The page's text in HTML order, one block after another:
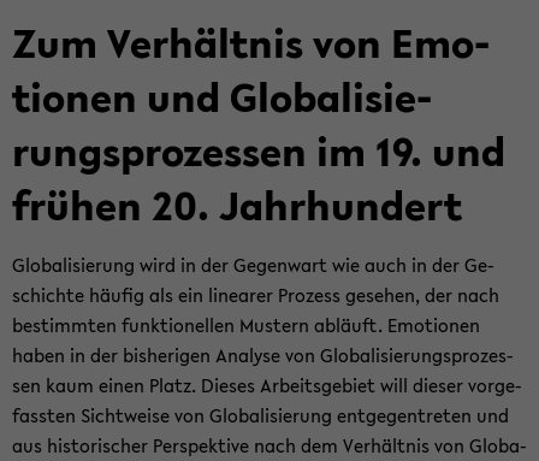
Zum Ver­hält­nis von Emo­
tio­nen und Glo­ba­li­sie­
rungs­pro­zes­sen im 19. und
frü­hen 20. Jahr­hun­dert
Glo­ba­li­sie­rung wird in der Ge­gen­wart wie auch in der Ge­
schich­te häu­fig als ein li­nea­rer Pro­zess ge­se­hen, der nach
be­stimm­ten funk­tio­nel­len Mus­tern ab­läuft. Emo­tio­nen
haben in der bis­he­ri­gen Ana­ly­se von Glo­ba­li­sie­rungs­pro­zes­
sen kaum einen Platz. Die­ses Ar­beits­ge­biet will die­ser vor­ge­
fass­ten Sicht­wei­se von Glo­ba­li­sie­rung ent­ge­gen­tre­ten und
aus his­to­ri­scher Per­spek­ti­ve nach dem Ver­hält­nis von Glo­ba­